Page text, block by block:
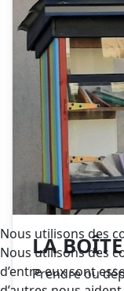
LA
Prendre ou
Nous utilisons des
Nous utilisons des
d’entre eux sont